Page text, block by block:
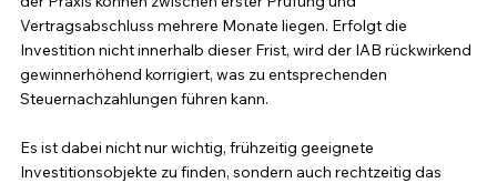
Vertragsabschluss mehrere Monate liegen. Erfolgt die
Investition nicht innerhalb dieser Frist, wird der IAB rückwirkend
gewinnerhöhend korrigiert, was zu entsprechenden
Steuernachzahlungen führen kann.
Es ist dabei nicht nur wichtig, frühzeitig geeignete
Investitionsobjekte zu finden, sondern auch rechtzeitig das